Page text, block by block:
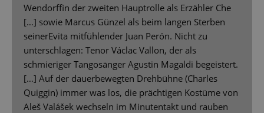
Wendorffin der zweiten Hauptrolle als Erzähler Che
[…] sowie Marcus Günzel als beim langen Sterben
seinerEvita mitfühlender Juan Perón. Nicht zu
unterschlagen: Tenor Václac Vallon, der als
schmieriger Tangosänger Agustin Magaldi begeistert.
[…] Auf der dauerbewegten Drehbühne (Charles
Quiggin) immer was los, die prächtigen Kostüme von
Aleš Valášek wechseln im Minutentakt und rauben